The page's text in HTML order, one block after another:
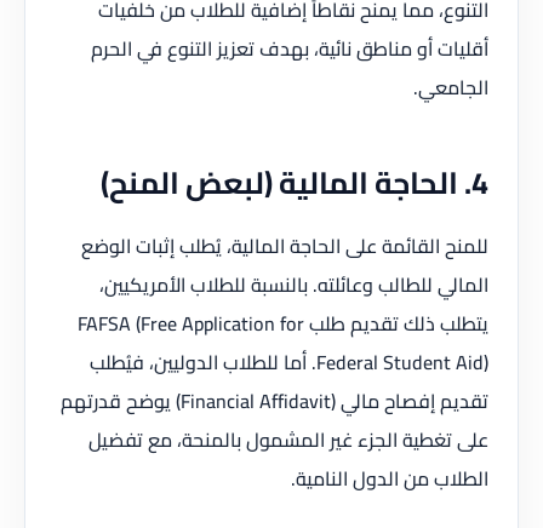
التنوع، مما يمنح نقاطاً إضافية للطلاب من خلفيات
أقليات أو مناطق نائية، بهدف تعزيز التنوع في الحرم
الجامعي.
4. الحاجة المالية (لبعض المنح)
للمنح القائمة على الحاجة المالية، يُطلب إثبات الوضع
المالي للطالب وعائلته. بالنسبة للطلاب الأمريكيين،
يتطلب ذلك تقديم طلب FAFSA (Free Application for
Federal Student Aid). أما للطلاب الدوليين، فيُطلب
تقديم إفصاح مالي (Financial Affidavit) يوضح قدرتهم
على تغطية الجزء غير المشمول بالمنحة، مع تفضيل
الطلاب من الدول النامية.